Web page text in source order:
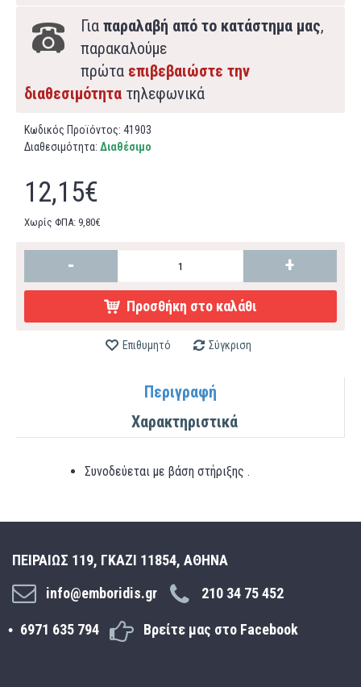
Για παραλαβή από το κατάστημα μας,
παρακαλούμε
πρώτα επιβεβαιώστε την
διαθεσιμότητα τηλεφωνικά
Κωδικός Προϊόντος: 41903
Διαθεσιμότητα: Διαθέσιμο
12,15€
Χωρίς ΦΠΑ: 9,80€
- +
Προσθήκη στο καλάθι
Επιθυμητό Σύγκριση
Περιγραφή
Χαρακτηριστικά
Συνοδεύεται με βάση στήριξης .
ΠΕΙΡΑΙΩΣ 119, ΓΚΑΖΙ 11854, ΑΘΗΝΑ
info@emboridis.gr
210 34 75 452
6971 635 794 Βρείτε μας στο Facebook